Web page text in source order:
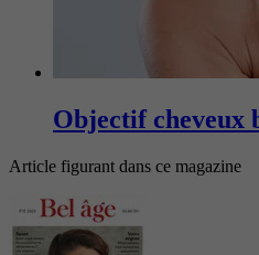
Objectif cheveux
Article figurant dans ce magazine